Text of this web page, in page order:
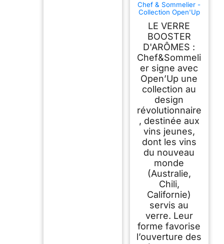
Chef & Sommelier -
Collection Open'Up
Effervescent de 20
cl en Cristallin -
Verres Modernes et
Élégants -
Résistance Hors
Norme -
Transparence
Absolue
LE VERRE
BOOSTER
D'ARÔMES :
Chef&Sommeli
er signe avec
Open’Up une
collection au
design
révolutionnaire
, destinée aux
vins jeunes,
dont les vins
du nouveau
monde
(Australie,
Chili,
Californie)
servis au
verre. Leur
forme favorise
l’ouverture des